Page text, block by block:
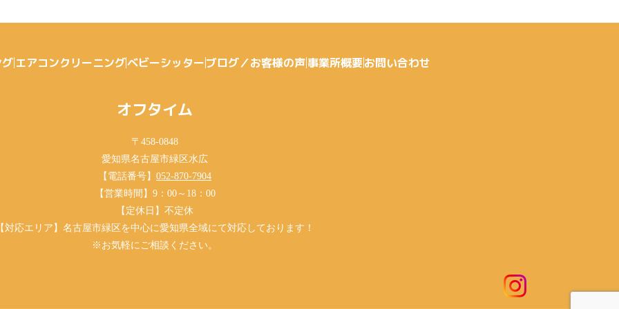
エアコンクリーニングベビーシッターブログ／お客様の声事業所概要お問い合わせ
オフタイム
〒458-0848
愛知県名古屋市緑区水広
【電話番号】 052-870-7904
【営業時間】9：00～18：00
【定休日】不定休
【対応エリア】 名古屋市緑区を中心に愛知県全域にて対応しております！
※お気軽にご相談ください。